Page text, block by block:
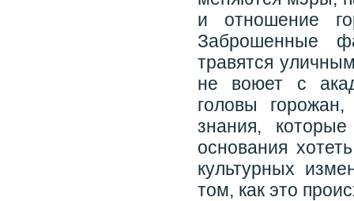
и отношение
Заброшенные
травятся
не воюет с
головы
знания,
основания
культурных
том, как это